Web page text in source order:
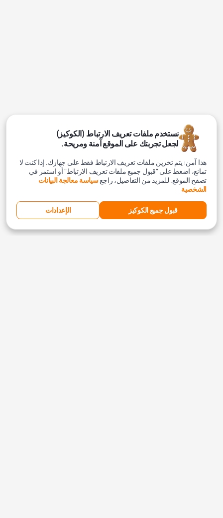
نستخدم ملفات تعريف الارتباط (الكوكيز)
لجعل تجربتك على الموقع آمنة ومريحة.
هذا آمن: يتم تخزين ملفات تعريف الارتباط فقط على جهازك. إذا كنت لا
تمانع، اضغط على "قبول جميع ملفات تعريف الارتباط" أو استمر في
تصفح الموقع. للمزيد من التفاصيل، راجعسياسة معالجة البيانات
الشخصية
قبول جميع الكوكيز الإعدادات